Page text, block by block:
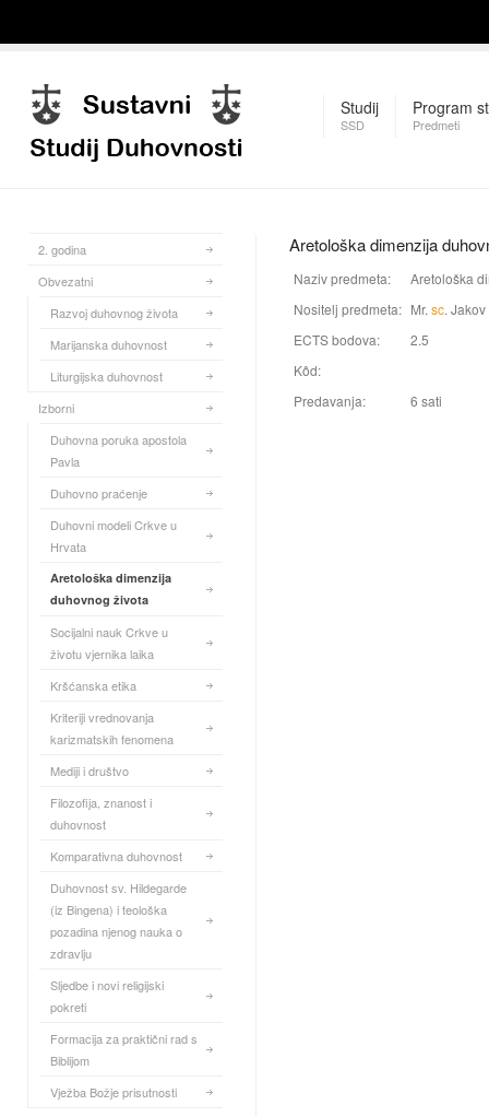
Studij
SSD
Program
Predmeti
Aretološka dimenzija
Naziv predmeta:
Aretološka
Nositelj predmeta: Mr. sc.
ECTS bodova:
2.5
Kôd:
Predavanja:
6 sati
2. godina
Obvezatni
Razvoj duhovnog života
Marijanska duhovnost
Liturgijska duhovnost
Izborni
Duhovna poruka apostola
Pavla
Duhovno praćenje
Duhovni modeli Crkve u
Hrvata
Aretološka dimenzija
duhovnog života
Socijalni nauk Crkve u
životu vjernika laika
Kršćanska etika
Kriteriji vrednovanja
karizmatskih fenomena
Mediji i društvo
Filozofija, znanost i
duhovnost
Komparativna duhovnost
Duhovnost sv. Hildegarde
(iz Bingena) i teološka
pozadina njenog nauka o
zdravlju
Sljedbe i novi religijski
pokreti
Formacija za praktični rad s
Biblijom
Vježba Božje prisutnosti